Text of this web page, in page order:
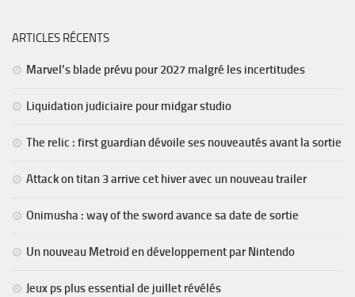
ARTICLES RÉCENTS
Marvel’s blade prévu pour 2027 malgré les incertitudes
Liquidation judiciaire pour midgar studio
The relic : first guardian dévoile ses nouveautés avant la sortie
Attack on titan 3 arrive cet hiver avec un nouveau trailer
Onimusha : way of the sword avance sa date de sortie
Un nouveau Metroid en développement par Nintendo
Jeux ps plus essential de juillet révélés